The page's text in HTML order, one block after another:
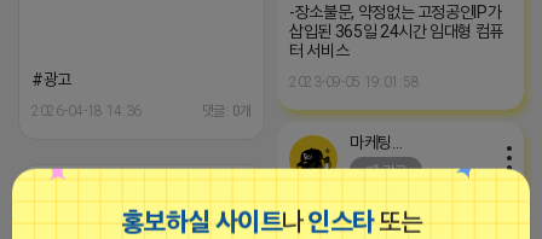
홍보하실 사이트나인스타또는
#광고
2026-04-18 14:36 댓글: 0개
-장소불문, 약정없는 고정공인IP가
삽입된 365일 24시간 임대형 컴퓨
터 서비스
2023-09-05 19:01:58
광고
머리 빗는 네오
비공개